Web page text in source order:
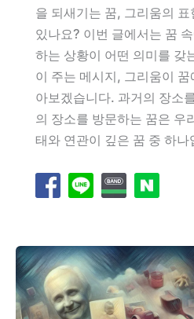
을 되새기는 꿈, 그리움의
있나요? 이번 글에서는 꿈
하는 상황이 어떤 의미를 갖
이 주는 메시지, 그리움이
아보겠습니다. 과거의 장소
의 장소를 방문하는 꿈은 우
태와 연관이 깊은 꿈 중 하나